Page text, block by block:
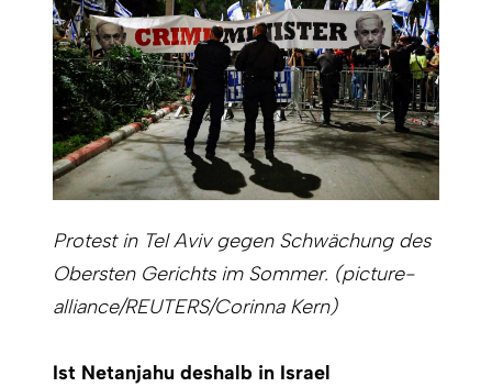
Protest in Tel Aviv gegen Schwächung des
Obersten Gerichts im Sommer. (picture-
alliance/REUTERS/Corinna Kern)
Ist Netanjahu deshalb in Israel